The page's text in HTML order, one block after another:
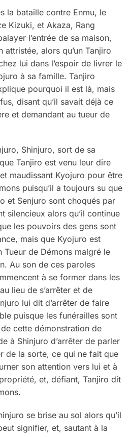
la bataille contre Enmu, le
Kizuki, et Akaza, Rang
l’entrée de sa maison,
alors qu’un Tanjiro
lui dans l’espoir de livrer le
à sa famille. Tanjiro
pourquoi il est là, mais
disant qu’il savait déjà ce
et demandant au tueur de
Shinjuro, sort de sa
Tanjiro est venu leur dire
maudissant Kyojuro pour être
puisqu’il a toujours su que
et Senjuro sont choqués par
silencieux alors qu’il continue
les pouvoirs des gens sont
mais que Kyojuro est
Tueur de Démons malgré le
Au son de ces paroles
à se former dans les
lieu de s’arrêter et de
lui dit d’arrêter de faire
puisque les funérailles sont
cette démonstration de
à Shinjuro d’arrêter de parler
de la sorte, ce qui ne fait que
son attention vers lui et à
et, défiant, Tanjiro dit
se brise au sol alors qu’il
signifier, et, sautant à la